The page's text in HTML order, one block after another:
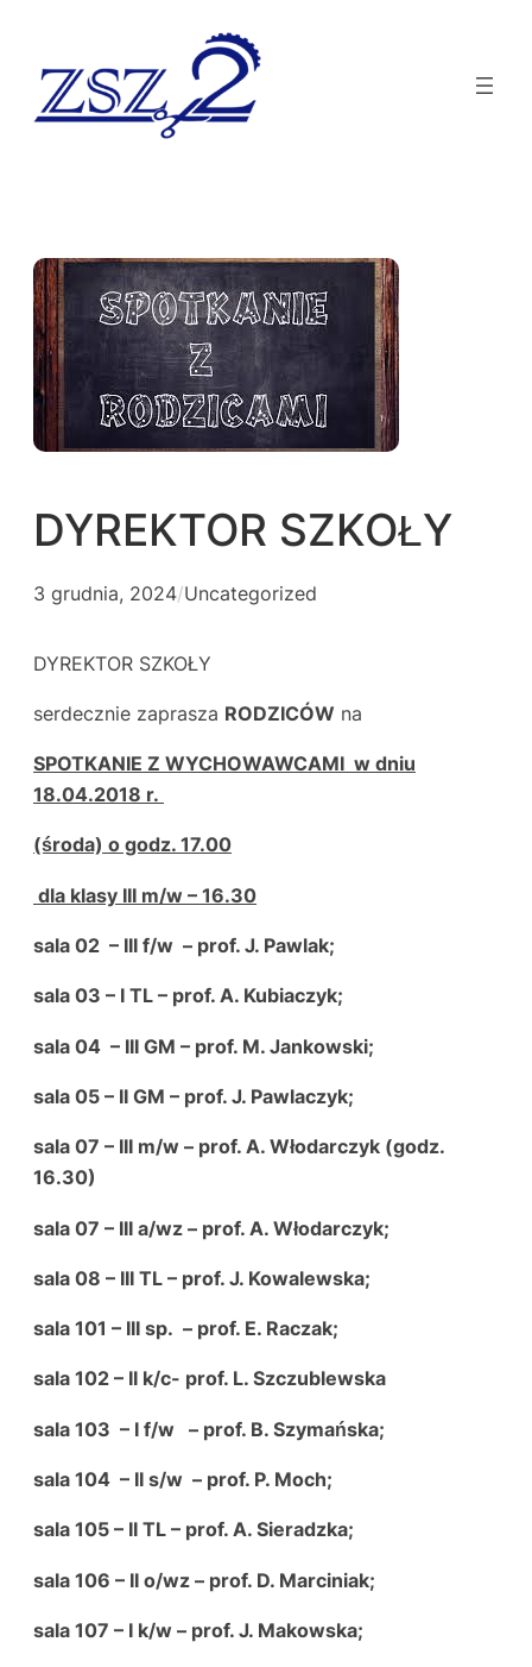
DYREKTOR SZKOŁY
3 grudnia, 2024/Uncategorized
DYREKTOR SZKOŁY
serdecznie zaprasza RODZICÓW na
SPOTKANIE Z WYCHOWAWCAMI w dniu
18.04.2018 r.
(środa) o godz. 17.00
dla klasy III m/w – 16.30
sala 02 – III f/w – prof. J. Pawlak;
sala 03 – I TL – prof. A. Kubiaczyk;
sala 04 – III GM – prof. M. Jankowski;
sala 05 – II GM – prof. J. Pawlaczyk;
sala 07 – III m/w – prof. A. Włodarczyk (godz.
16.30)
sala 07 – III a/wz – prof. A. Włodarczyk;
sala 08 – III TL – prof. J. Kowalewska;
sala 101 – III sp. – prof. E. Raczak;
sala 102 – II k/c- prof. L. Szczublewska
sala 103 – I f/w – prof. B. Szymańska;
sala 104 – II s/w – prof. P. Moch;
sala 105 – II TL – prof. A. Sieradzka;
sala 106 – II o/wz – prof. D. Marciniak;
sala 107 – I k/w – prof. J. Makowska;